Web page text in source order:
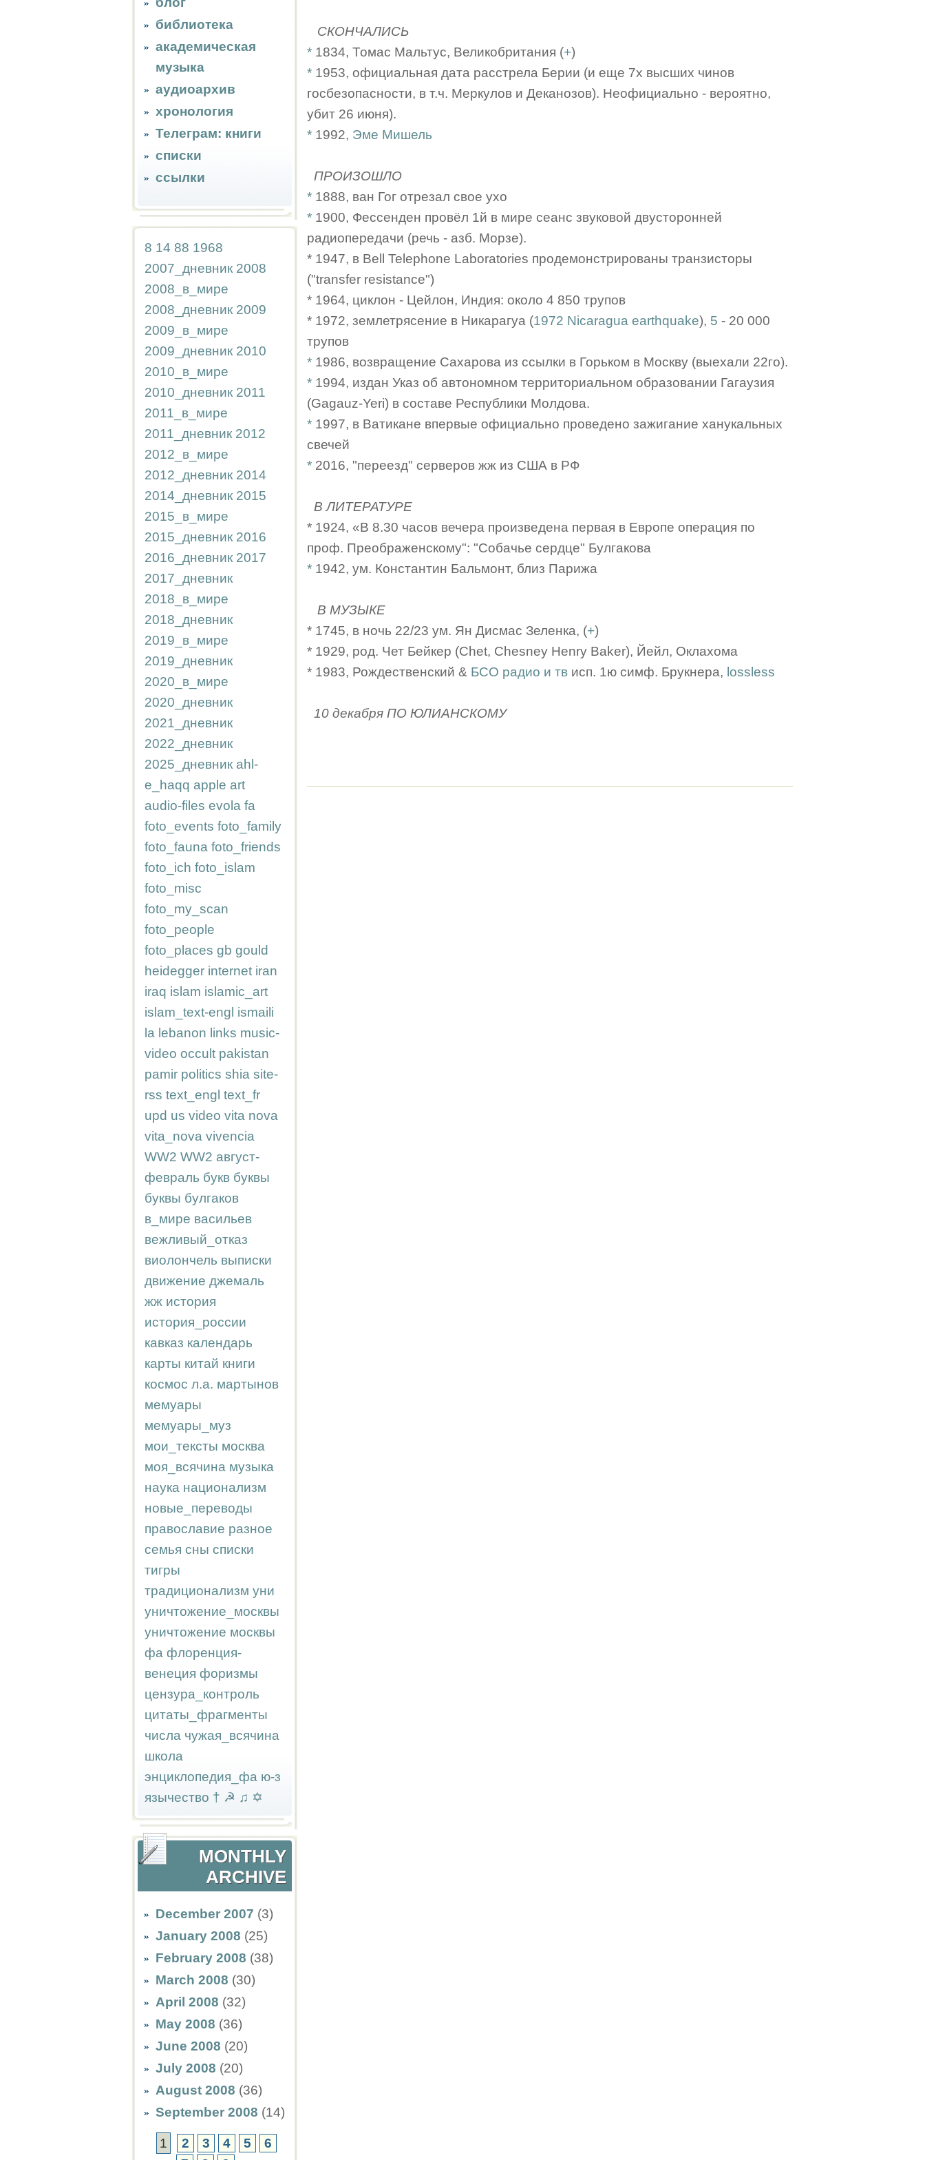
библиотека
академическая
музыка
аудиоархив
хронология
Телеграм: книги
списки
ссылки
8 14 88 1968
2007_дневник 2008
2008_в_мире
2008_дневник 2009
2009_в_мире
2009_дневник 2010
2010_в_мире
2010_дневник 2011
2011_в_мире
2011_дневник 2012
2012_в_мире
2012_дневник 2014
2014_дневник 2015
2015_в_мире
2015_дневник 2016
2016_дневник 2017
2017_дневник
2018_в_мире
2018_дневник
2019_в_мире
2019_дневник
2020_в_мире
2020_дневник
2021_дневник
2022_дневник
2025_дневник ahl-
e_haqq apple art
audio-files evola fa
foto_events foto_family
foto_fauna foto_friends
foto_ich foto_islam
foto_misc
foto_my_scan
foto_people
foto_places gb gould
heidegger internet iran
iraq islam islamic_art
islam_text-engl ismaili
la lebanon links music-
video occult pakistan
pamir politics shia site-
rss text_engl text_fr
upd us video vita nova
vita_nova vivencia
WW2 WW2 август-
февраль букв буквы
буквы булгаков
в_мире васильев
вежливый_отказ
виолончель выписки
движение джемаль
жж история
история_россии
кавказ календарь
карты китай книги
космос л.а. мартынов
мемуары
мемуары_муз
мои_тексты москва
моя_всячина музыка
наука национализм
новые_переводы
православие разное
семья сны списки
тигры
традиционализм уни
уничтожение_москвы
уничтожение москвы
фа флоренция-
венеция форизмы
цензура_контроль
цитаты_фрагменты
числа чужая_всячина
школа
энциклопедия_фа ю-з
язычество † ☭ ♫ ✡
MONTHLY
ARCHIVE
December 2007 (3)
January 2008 (25)
February 2008 (38)
March 2008 (30)
April 2008 (32)
May 2008 (36)
June 2008 (20)
July 2008 (20)
August 2008 (36)
September 2008 (14)
1 2 3 4 5
6
СКОНЧАЛИСЬ
* 1834, Томас Мальтус, Великобритания (+)
* 1953, официальная дата расстрела Берии (и еще 7х высших чинов
госбезопасности, в т.ч. Меркулов и Деканозов). Неофициально - вероятно,
убит 26 июня).
* 1992, Эме Мишель
ПРОИЗОШЛО
* 1888, ван Гог отрезал свое ухо
* 1900, Фессенден провёл 1й в мире сеанс звуковой двусторонней
радиопередачи (речь - азб. Морзе).
* 1947, в Bell Telephone Laboratories продемонстрированы транзисторы
("transfer resistance")
* 1964, циклон - Цейлон, Индия: около 4 850 трупов
* 1972, землетрясение в Никарагуа (1972 Nicaragua earthquake), 5 - 20 000
трупов
* 1986, возвращение Сахарова из ссылки в Горьком в Москву (выехали 22го).
* 1994, издан Указ об автономном территориальном образовании Гагаузия
(Gagauz-Yeri) в составе Республики Молдова.
* 1997, в Ватикане впервые официально проведено зажигание ханукальных
свечей
* 2016, "переезд" серверов жж из США в РФ
В ЛИТЕРАТУРЕ
* 1924, «В 8.30 часов вечера произведена первая в Европе операция по
проф. Преображенскому": "Собачье сердце" Булгакова
* 1942, ум. Константин Бальмонт, близ Парижа
В МУЗЫКЕ
* 1745, в ночь 22/23 ум. Ян Дисмас Зеленка, (+)
* 1929, род. Чет Бейкер (Chet, Chesney Henry Вaker), Йейл, Оклахома
* 1983, Рождественский & БСО радио и тв исп. 1ю симф. Брукнера, lossless
10 декабря ПО ЮЛИАНСКОМУ